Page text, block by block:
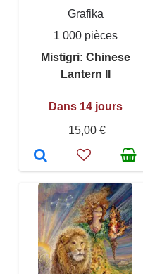
Grafika
1 000 pièces
Mistigri: Chinese
Lantern II
Dans 14 jours
15,00 €